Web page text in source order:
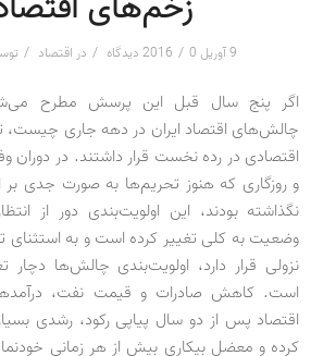
9 آوریل 2016 / 0 دیدگاه / در اقتصاد /
اگر پنج سال قبل این پرسش مطرح
چالش‌های اقتصاد ایران در دهه جاری چیست،
اقتصادی در رده نخست قرار داشتند. در دوران
و روزگاری که هنوز تحریم‌ها به صورت جدی بر
نگذاشته بودند، این اولویت‌بندی دور از
وضعیت به کلی تغییر کرده است و به استثنای
نزولی قرار دارد، اولویت‌بندی چالش‌ها
است. کاهش صادرات و قیمت نفت،
اقتصاد پس از دو سال پیاپی رکود، رشدی
کرده و معضل بیکاری بیش از هر زمانی